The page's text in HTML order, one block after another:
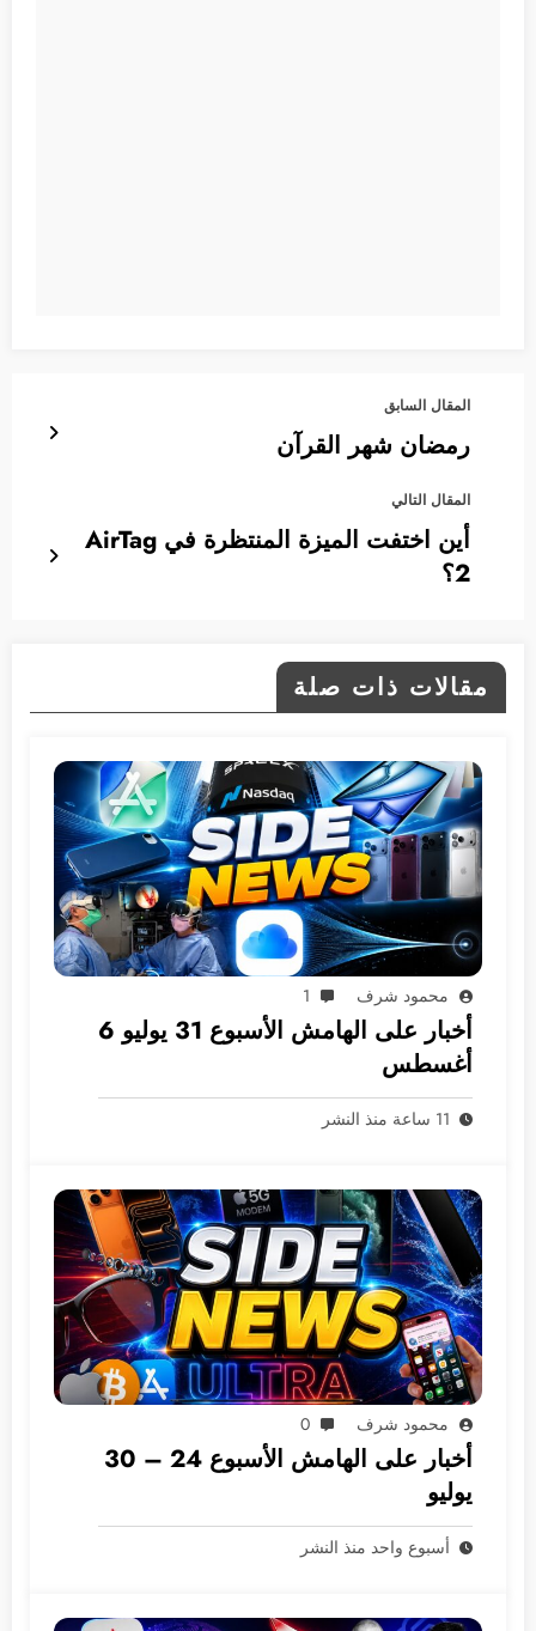
المقال السابق
رمضان شهر القرآن
المقال التالي
أين اختفت الميزة المنتظرة في AirTag
2؟
مقالات ذات صلة
محمود شرف 1
أخبار على الهامش الأسبوع 31 يوليو 6
أغسطس
11 ساعة منذ النشر
محمود شرف 0
أخبار على الهامش الأسبوع 24 – 30
يوليو
أسبوع واحد منذ النشر